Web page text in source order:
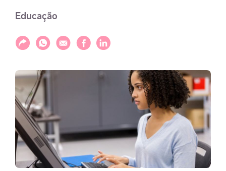
Educação
Compartilhar
Compartilhar via WhatsApp
Compartilhar via E-mail
Compartilhar via Facebook
Compartilhar via LinkedIn